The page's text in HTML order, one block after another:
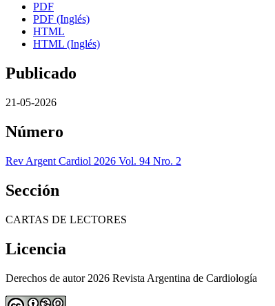
PDF
PDF (Inglés)
HTML
HTML (Inglés)
Publicado
21-05-2026
Número
Rev Argent Cardiol 2026 Vol. 94 Nro. 2
Sección
CARTAS DE LECTORES
Licencia
Derechos de autor 2026 Revista Argentina de Cardiología